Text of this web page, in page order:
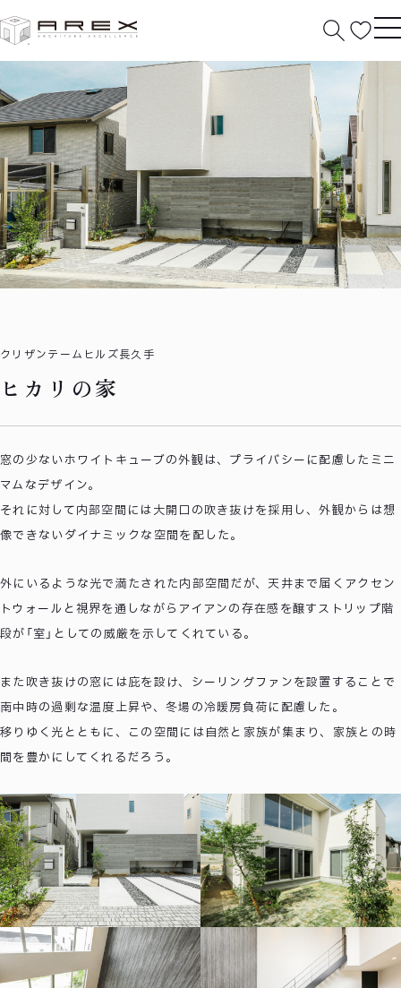
クリザンテームヒルズ長久手
ヒカリの家
窓の少ないホワイトキューブの外観は、プライバシーに配慮したミニ
マムなデザイン。
それに対して内部空間には大開口の吹き抜けを採用し、外観からは想
像できないダイナミックな空間を配した。
外にいるような光で満たされた内部空間だが、天井まで届くアクセン
トウォールと視界を通しながらアイアンの存在感を醸すストリップ階
段が「室」としての威厳を示してくれている。
また吹き抜けの窓には庇を設け、シーリングファンを設置することで
南中時の過剰な温度上昇や、冬場の冷暖房負荷に配慮した。
移りゆく光とともに、この空間には自然と家族が集まり、家族との時
間を豊かにしてくれるだろう。